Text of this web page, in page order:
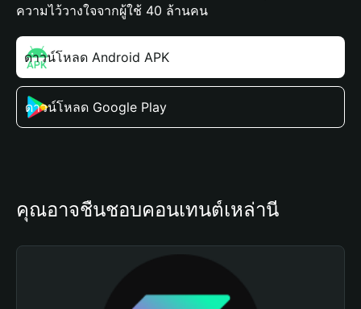
ความไว้วางใจจากผู้ใช้ 40 ล้านคน
ดาวน์โหลด Android APK
ดาวน์โหลด Google Play
คุณอาจชื่นชอบคอนเทนต์เหล่านี้